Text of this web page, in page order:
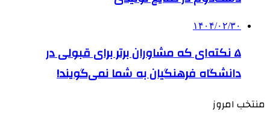
۱۴۰۴/۰۲/۳۰
۵ نکته‌ای که مشاوران برتر برای قبولی در
دانشگاه فرهنگیان به شما نمی‌گویند!
منتخب امروز